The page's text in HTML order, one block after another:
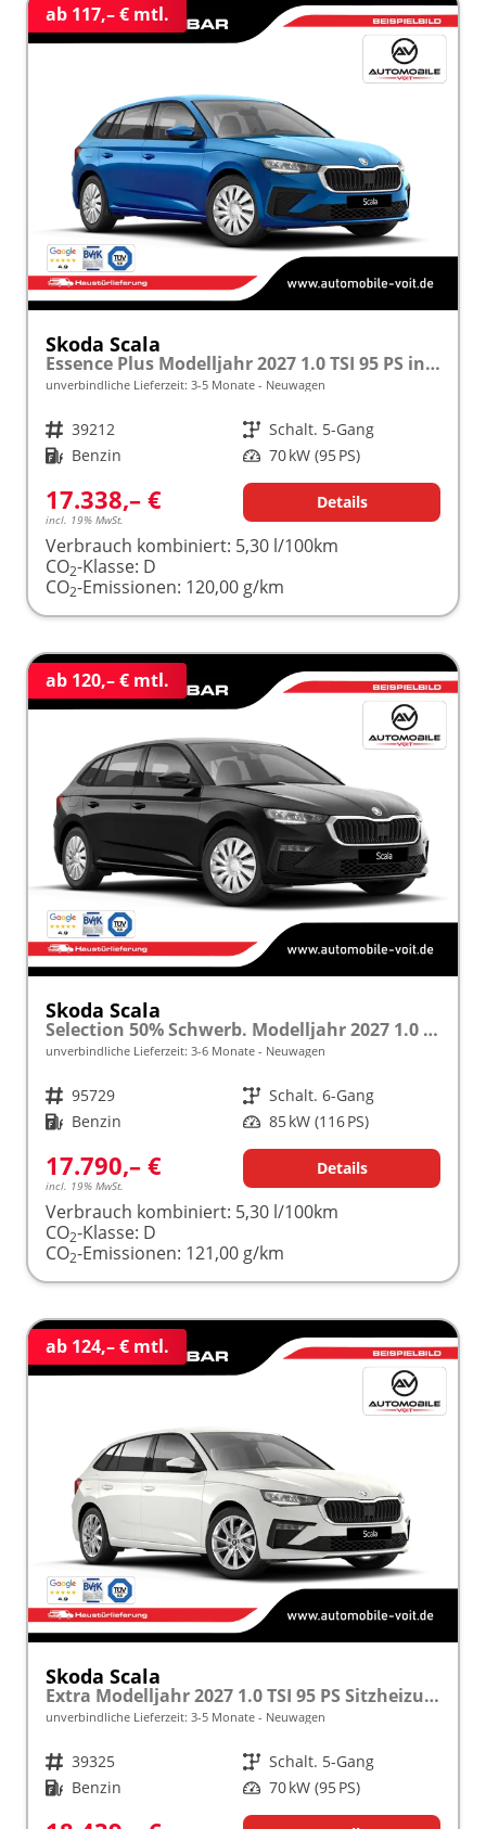
ab 117,– € mtl.
Skoda Scala
Essence Plus Modelljahr 2027 1.0 TSI 95 PS inkl. 5 J. Garantie frei konfigurierbar
unverbindliche Lieferzeit: 3-5 Monate Neuwagen
Fahrzeugnr. 39212 Getriebe Schalt. 5-Gang
Kraftstoff Benzin Leistung 70 kW (95 PS)
17.338,– €
incl. 19% MwSt.
Details
Verbrauch kombiniert: 5,30 l/100km
CO2-Klasse: D
CO2-Emissionen: 120,00 g/km
ab 120,– € mtl.
Skoda Scala
Selection 50% Schwerb. Modelljahr 2027 1.0 TSI 85kW (116PS) "Sonderangebot bei Schwerbehinderung" SHZ/LED/TEMPOMAT frei konfigurierbar!
unverbindliche Lieferzeit: 3-6 Monate Neuwagen
Fahrzeugnr. 95729 Getriebe Schalt. 6-Gang
Kraftstoff Benzin Leistung 85 kW (116 PS)
17.790,– €
incl. 19% MwSt.
Details
Verbrauch kombiniert: 5,30 l/100km
CO2-Klasse: D
CO2-Emissionen: 121,00 g/km
ab 124,– € mtl.
Skoda Scala
Extra Modelljahr 2027 1.0 TSI 95 PS Sitzheizung inkl. 5 J. Garantie frei konfigurierbar
unverbindliche Lieferzeit: 3-5 Monate Neuwagen
Fahrzeugnr. 39325 Getriebe Schalt. 5-Gang
Kraftstoff Benzin Leistung 70 kW (95 PS)